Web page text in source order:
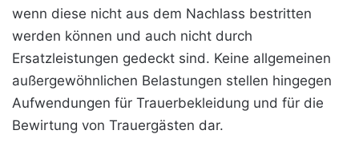
wenn diese nicht aus dem Nachlass bestritten
werden können und auch nicht durch
Ersatzleistungen gedeckt sind. Keine allgemeinen
außergewöhnlichen Belastungen stellen hingegen
Aufwendungen für Trauerbekleidung und für die
Bewirtung von Trauergästen dar.